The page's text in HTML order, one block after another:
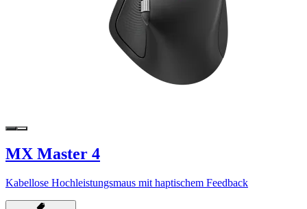
MX Master 4
Kabellose Hochleistungsmaus mit haptischem Feedback